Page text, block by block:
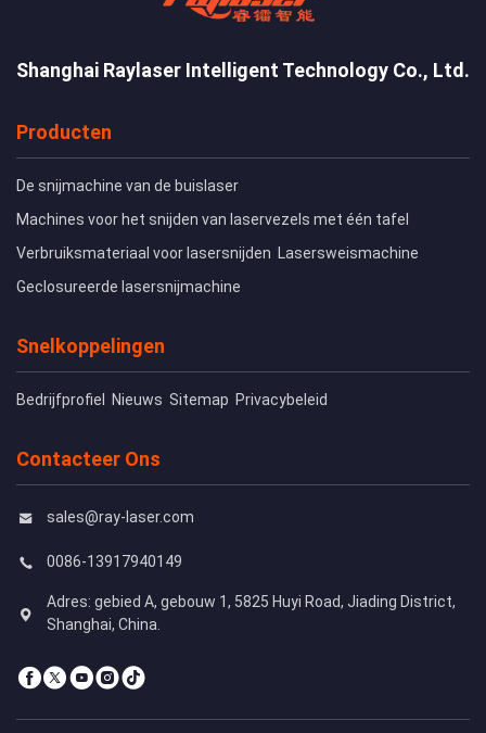
Shanghai Raylaser Intelligent Technology Co., Ltd.
Producten
De snijmachine van de buislaser
Machines voor het snijden van laservezels met één tafel
Verbruiksmateriaal voor lasersnijden Lasersweismachine
Geclosureerde lasersnijmachine
Snelkoppelingen
Bedrijfprofiel Nieuws Sitemap Privacybeleid
Contacteer Ons
sales@ray-laser.com
0086-13917940149
Adres: gebied A, gebouw 1, 5825 Huyi Road, Jiading District,
Shanghai, China.